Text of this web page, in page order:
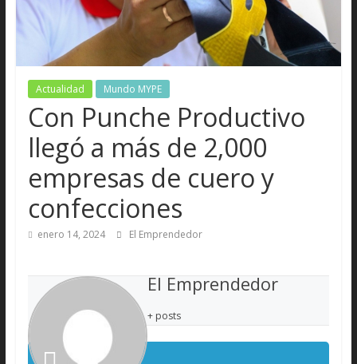
Actualidad Mundo MYPE
Con Punche Productivo
llegó a más de 2,000
empresas de cuero y
confecciones
enero 14, 2024 El Emprendedor
El Emprendedor
+ posts